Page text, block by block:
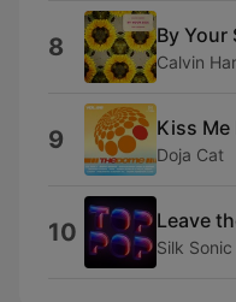
8 By Your
Calvin
9 Kiss Me
Doja Cat
10 Leave
Silk Sonic